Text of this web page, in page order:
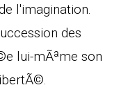
l'imagination.
des
lui-mÃªme son